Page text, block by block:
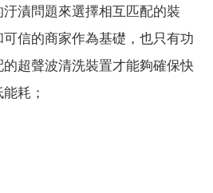
漬問題來選擇相互匹配的裝
信的商家作為基礎，也只有功
超聲波清洗裝置才能夠確保快
耗；